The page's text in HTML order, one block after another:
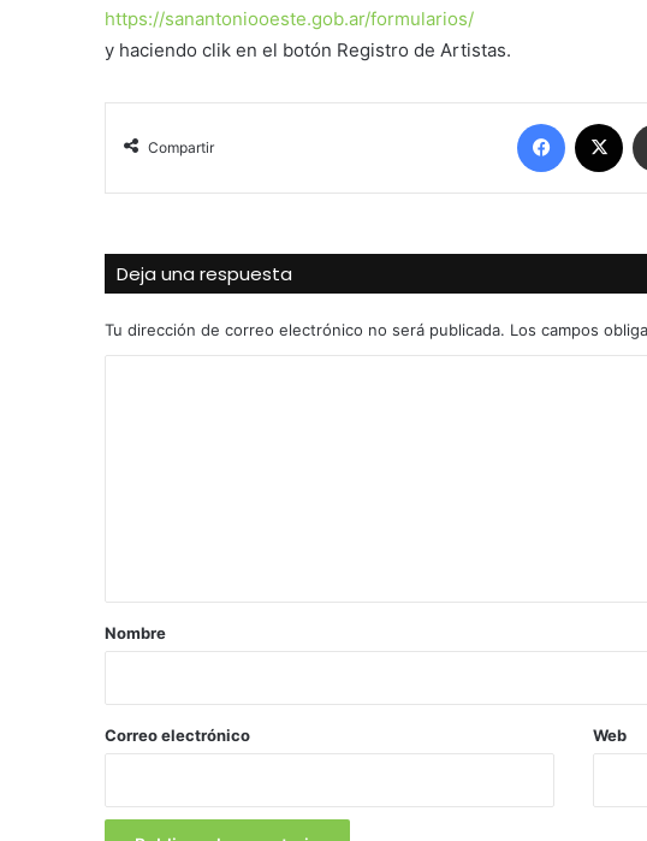
https://sanantoniooeste.gob.ar/formularios/
y haciendo clik en el botón Registro de Artistas.
Compartir
Facebook
Deja una respuesta
Tu dirección de correo electrónico no será publicada. Los campos
r
*
Nombre
Correo electrónico Web